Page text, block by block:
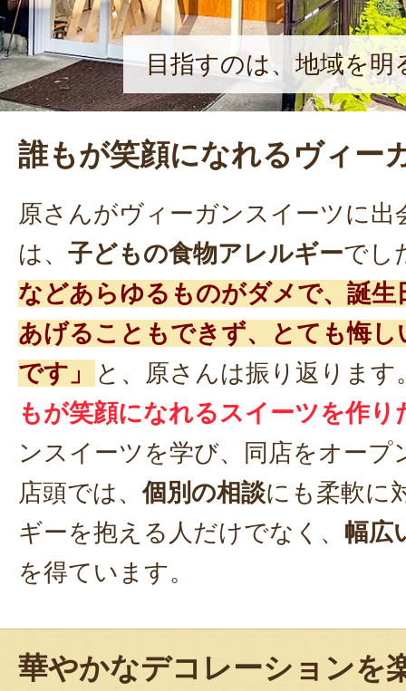
目指すのは、地域を明
誰もが笑顔になれるヴィー
原さんがヴィーガンスイーツに出
は、 子どもの食物アレルギーでし
などあらゆるものがダメで、誕生
あげることもできず、とても悔
です」
と、原さんは振り返ります
もが笑顔になれるスイーツを作り
ンスイーツを学び、同店をオープ
店頭では、個別の相談にも柔軟に
ギーを抱える人だけでなく、 幅広
を得ています。
華やかなデコレーションを